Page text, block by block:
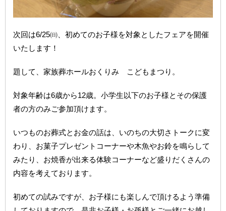
次回は6/25㈰、初めてのお子様を対象としたフェアを開催
いたします！
題して、家族葬ホールおくりみ こどもまつり。
対象年齢は6歳から12歳。小学生以下のお子様とその保護
者の方のみご参加頂けます。
いつものお葬式とお金の話は、いのちの大切さトークに変
わり、お菓子プレゼントコーナーや木魚やお鈴を鳴らして
みたり、お焼香が出来る体験コーナーなど盛りだくさんの
内容を考えております。
初めての試みですが、お子様にも楽しんで頂けるよう準備